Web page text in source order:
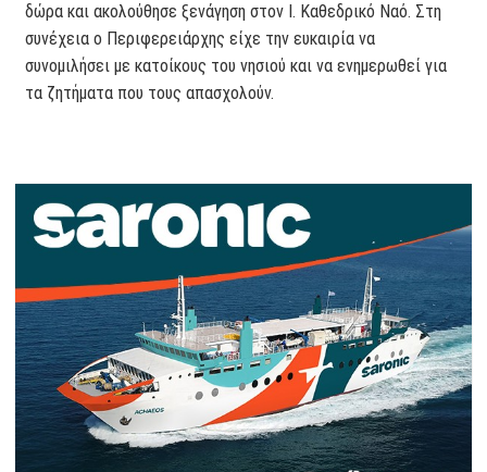
δώρα και ακολούθησε ξενάγηση στον Ι. Καθεδρικό Ναό. Στη
συνέχεια ο Περιφερειάρχης είχε την ευκαιρία να
συνομιλήσει με κατοίκους του νησιού και να ενημερωθεί για
τα ζητήματα που τους απασχολούν.